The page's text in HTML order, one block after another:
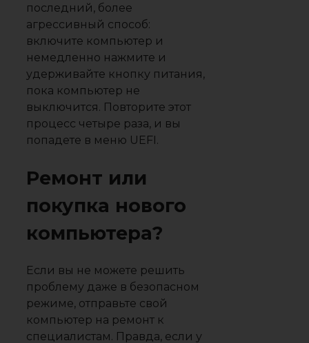
последний, более
агрессивный способ:
включите компьютер и
немедленно нажмите и
удерживайте кнопку питания,
пока компьютер не
выключится. Повторите этот
процесс четыре раза, и вы
попадете в меню UEFI.
Ремонт или
покупка нового
компьютера?
Если вы не можете решить
проблему даже в безопасном
режиме, отправьте свой
компьютер на ремонт к
специалистам. Правда, если у